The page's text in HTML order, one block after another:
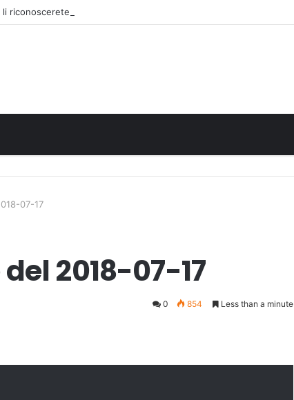
riconoscerete
07-17
2018-07-17
0 854 Less than a minute